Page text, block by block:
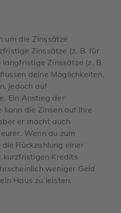
um die Zinssätze
Zinssätze (z. B. für
Zinssätze (z. B.
deine Möglichkeiten,
jedoch auf
Ein Anstieg der
die Zinsen auf Ihre
er macht auch
Wenn du zum
Rückzahlung einer
kurzfristigen Kredits
weniger Geld
Haus zu leisten.